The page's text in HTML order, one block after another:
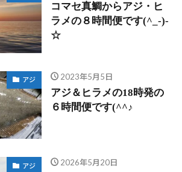
コマセ真鯛からアジ・ヒ
ラメの８時間便です(^_-)-
☆
アジ 2023年5月5日
アジ＆ヒラメの18時発の
６時間便です(^^♪
アジ 2026年5月20日